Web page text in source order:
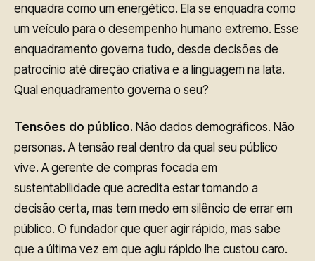
enquadra como um energético. Ela se enquadra como
um veículo para o desempenho humano extremo. Esse
enquadramento governa tudo, desde decisões de
patrocínio até direção criativa e a linguagem na lata.
Qual enquadramento governa o seu?
Tensões do público. Não dados demográficos. Não
personas. A tensão real dentro da qual seu público
vive. A gerente de compras focada em
sustentabilidade que acredita estar tomando a
decisão certa, mas tem medo em silêncio de errar em
público. O fundador que quer agir rápido, mas sabe
que a última vez em que agiu rápido lhe custou caro.